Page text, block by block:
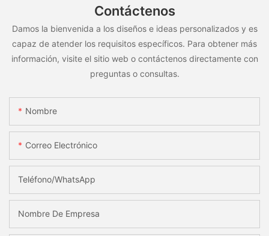
Contáctenos
Damos la bienvenida a los diseños e ideas personalizados y es
capaz de atender los requisitos específicos. Para obtener más
información, visite el sitio web o contáctenos directamente con
preguntas o consultas.
Nombre
Correo Electrónico
Teléfono/WhatsApp
Nombre De Empresa